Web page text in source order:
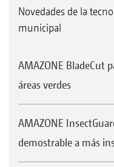
Novedades de la
municipal
AMAZONE BladeCut
áreas verdes
AMAZONE
demostrable a más